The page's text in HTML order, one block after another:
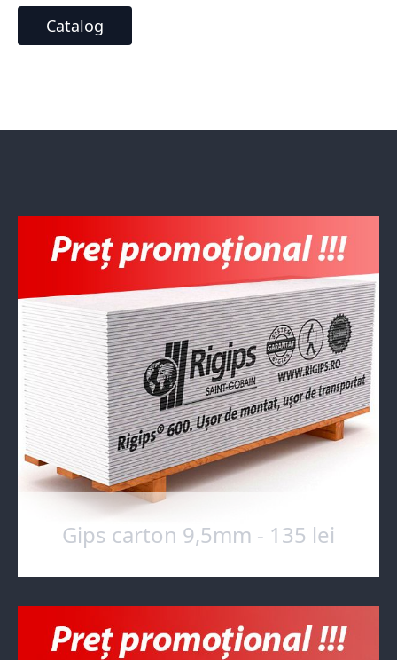
Catalog
Gips carton 9,5mm - 135 lei